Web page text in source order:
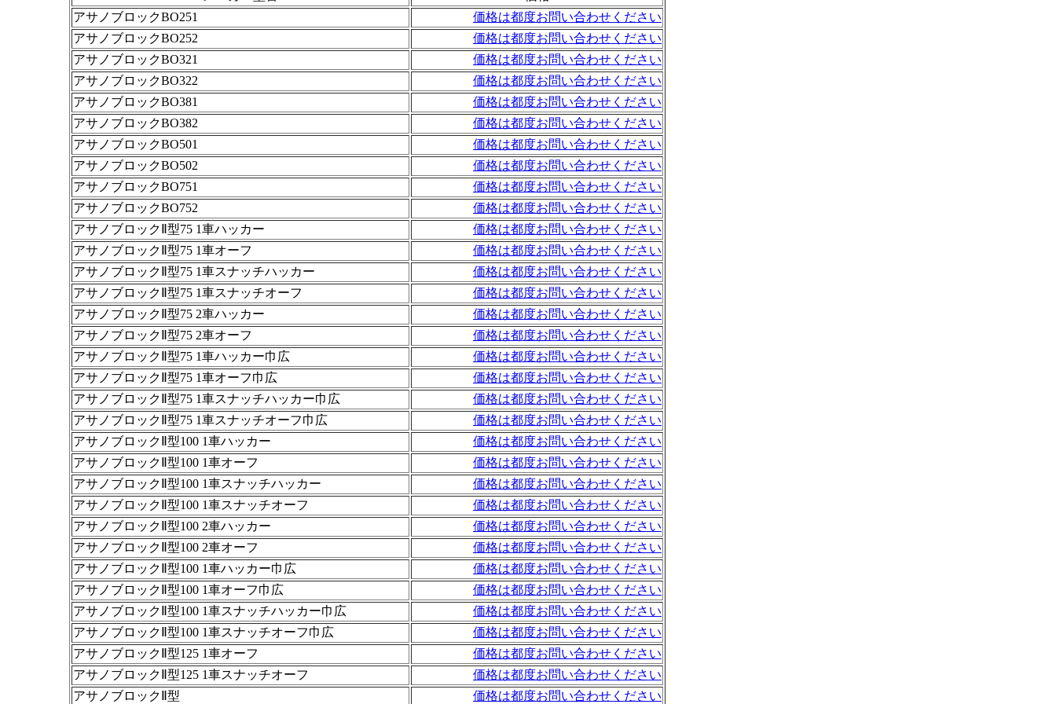
アサノブロックBO251
価格は都度お問い合わせください
アサノブロックBO252
価格は都度お問い合わせください
アサノブロックBO321
価格は都度お問い合わせください
アサノブロックBO322
価格は都度お問い合わせください
アサノブロックBO381
価格は都度お問い合わせください
アサノブロックBO382
価格は都度お問い合わせください
アサノブロックBO501
価格は都度お問い合わせください
アサノブロックBO502
価格は都度お問い合わせください
アサノブロックBO751
価格は都度お問い合わせください
アサノブロックBO752
価格は都度お問い合わせください
アサノブロックⅡ型75 1車ハッカー
価格は都度お問い合わせください
アサノブロックⅡ型75 1車オーフ
価格は都度お問い合わせください
アサノブロックⅡ型75 1車スナッチハッカー
価格は都度お問い合わせください
アサノブロックⅡ型75 1車スナッチオーフ
価格は都度お問い合わせください
アサノブロックⅡ型75 2車ハッカー
価格は都度お問い合わせください
アサノブロックⅡ型75 2車オーフ
価格は都度お問い合わせください
アサノブロックⅡ型75 1車ハッカー巾広
価格は都度お問い合わせください
アサノブロックⅡ型75 1車オーフ巾広
価格は都度お問い合わせください
アサノブロックⅡ型75 1車スナッチハッカー巾広
価格は都度お問い合わせください
アサノブロックⅡ型75 1車スナッチオーフ巾広
価格は都度お問い合わせください
アサノブロックⅡ型100 1車ハッカー
価格は都度お問い合わせください
アサノブロックⅡ型100 1車オーフ
価格は都度お問い合わせください
アサノブロックⅡ型100 1車スナッチハッカー
価格は都度お問い合わせください
アサノブロックⅡ型100 1車スナッチオーフ
価格は都度お問い合わせください
アサノブロックⅡ型100 2車ハッカー
価格は都度お問い合わせください
アサノブロックⅡ型100 2車オーフ
価格は都度お問い合わせください
アサノブロックⅡ型100 1車ハッカー巾広
価格は都度お問い合わせください
アサノブロックⅡ型100 1車オーフ巾広
価格は都度お問い合わせください
アサノブロックⅡ型100 1車スナッチハッカー巾広
価格は都度お問い合わせください
アサノブロックⅡ型100 1車スナッチオーフ巾広
価格は都度お問い合わせください
アサノブロックⅡ型125 1車オーフ
価格は都度お問い合わせください
アサノブロックⅡ型125 1車スナッチオーフ
価格は都度お問い合わせください
アサノブロックⅡ型
価格は都度お問い合わせください